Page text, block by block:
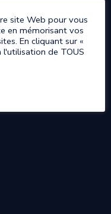
site Web pour vous
en mémorisant vos
En cliquant sur «
l'utilisation de TOUS